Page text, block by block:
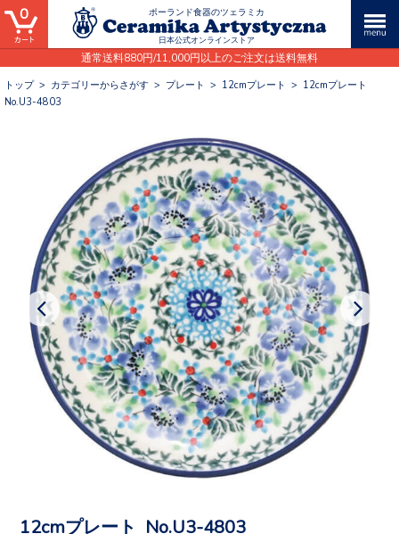
ポーランド食器のツェラミカ
日本公式オンラインストア
通常送料880円/11,000円以上のご注文は送料無料
0
トップ> カテゴリーからさがす > プレート > 12cmプレート > 12cmプレート
No.U3-4803
12cmプレート No.U3-4803